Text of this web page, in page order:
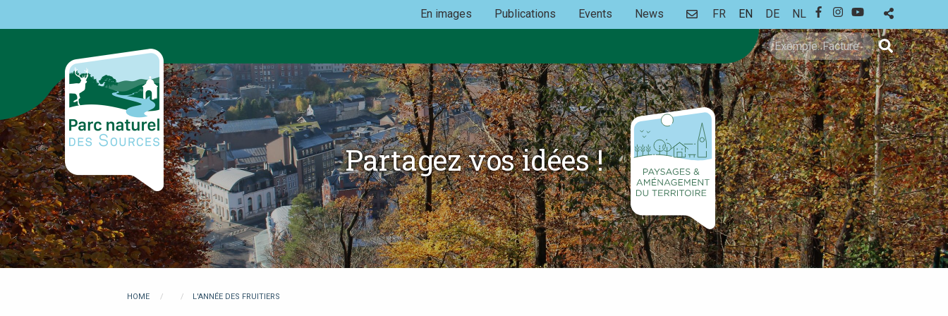
to
Search
En images Publications Events News CONTACT
FR EN DE NL
FACEBOOK
INSTAGRAM
YOUTUBE
Partagez vos idées !
You
HOME L'ANNÉE DES FRUITIERS